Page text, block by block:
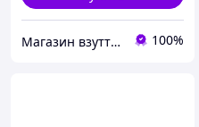
Магазин взуття Brogue.com.ua 100%